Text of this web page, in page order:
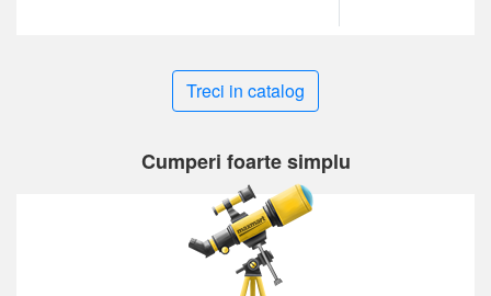
Treci in catalog
Cumperi foarte simplu